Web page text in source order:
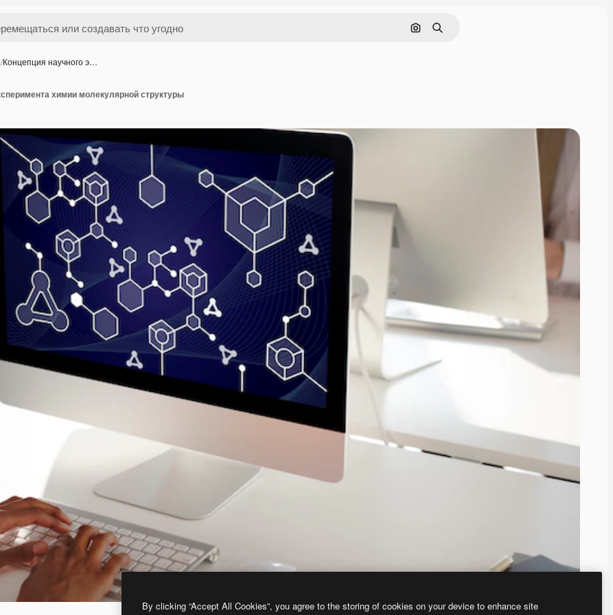
Поиск по изображению
Поиск
/Концепция научного э…
химии молекулярной структуры
By clicking “Accept All Cookies”, you agree to the storing of cookies on your device to enhance site